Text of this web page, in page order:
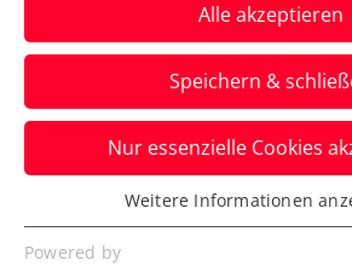
ÖTV Kids u9/
25.04.2026
Alle akzeptieren
Speichern &
Nur essenzielle Cookies
Essenziell
Essenzielle Cookies werden für
Weitere Informationen
Powered by